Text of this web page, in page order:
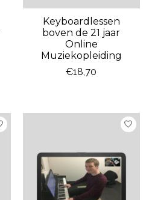
Keyboardlessen
boven de 21 jaar
Online
Muziekopleiding
€18,70